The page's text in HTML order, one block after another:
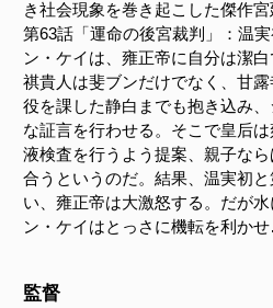
き社会現象を巻き起こした傑作宮
第63話「運命の後宮裁判」：温
ン・ケイは、雍正帝に自分は潔
祺貴人は斐ブンだけでなく、甘
役を課した静白までも抱き込み
な証言を行わせる。そこで皇后
液検査を行うよう提案、親子な
合うというのだ。結果、温実初
い、雍正帝は大激怒する。だが
ン・ケイはとっさに機転を利かせ
監督